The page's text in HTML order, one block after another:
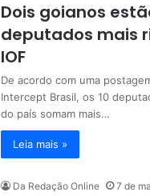
Dois goianos
deputados mais
IOF
De acordo com uma
Intercept Brasil, os 10
do país somam mais…
Leia mais »
Da Redação Online 7 de